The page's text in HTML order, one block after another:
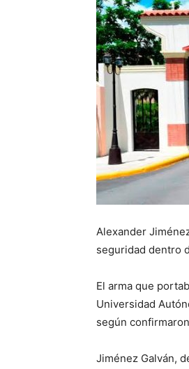
Alexander
seguridad dentro
El arma que
Universidad
según
Jiménez Galván,